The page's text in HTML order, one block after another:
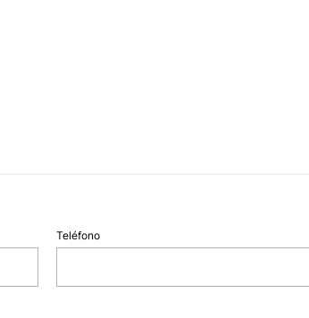
Teléfono